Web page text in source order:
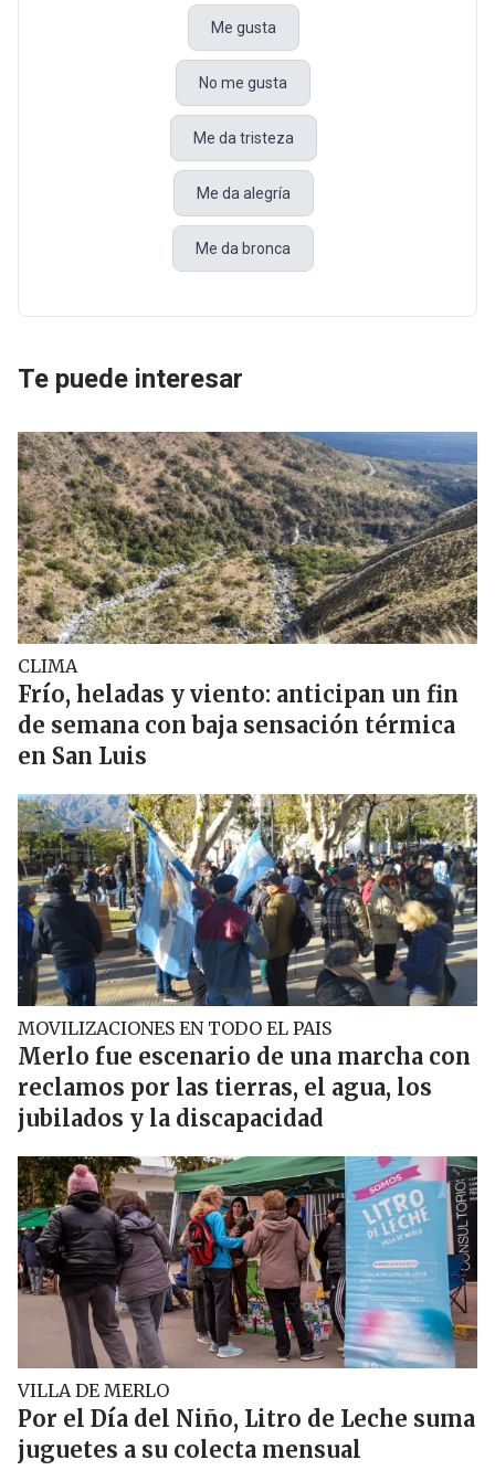
Me gusta
No me gusta
Me da tristeza
Me da alegría
Me da bronca
Te puede interesar
CLIMA
Frío, heladas y viento: anticipan un fin
de semana con baja sensación térmica
en San Luis
MOVILIZACIONES EN TODO EL PAIS
Merlo fue escenario de una marcha con
reclamos por las tierras, el agua, los
jubilados y la discapacidad
VILLA DE MERLO
Por el Día del Niño, Litro de Leche suma
juguetes a su colecta mensual